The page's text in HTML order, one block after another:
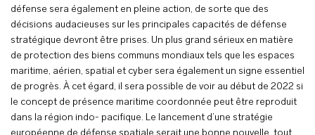
défense sera également en pleine action, de sorte que des
décisions audacieuses sur les principales capacités de défense
stratégique devront être prises. Un plus grand sérieux en matière
de protection des biens communs mondiaux tels que les espaces
maritime, aérien, spatial et cyber sera également un signe essentiel
de progrès. À cet égard, il sera possible de voir au début de 2022 si
le concept de présence maritime coordonnée peut être reproduit
dans la région indo- pacifique. Le lancement d’une stratégie